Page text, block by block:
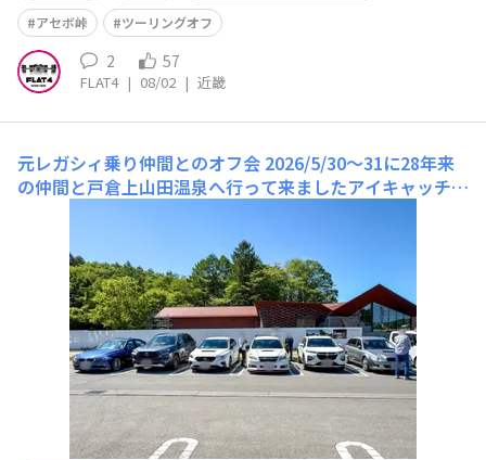
アセボ峠
ツーリングオフ
2 57
FLAT4 | 08/02 | 近畿
元レガシィ乗り仲間とのオフ会 2026/5/30〜31に28年来
の仲間と戸倉上山田温泉へ行って来ましたアイキャッチ画
待っている時の一コマ（前日に有名TV番組でこの施設が
紹介された影響なのか、周辺道路の大渋滞に巻き込まれた
り、高速渋滞で２台の到着が遅れてました）残り１台（コ